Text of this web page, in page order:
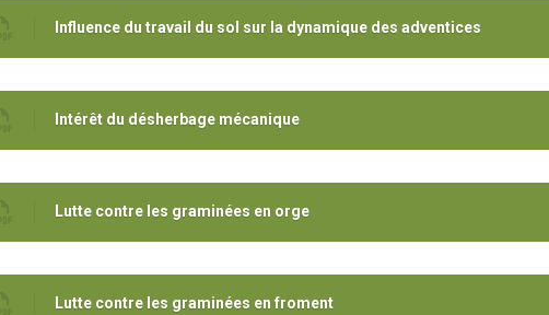
Influence du travail du sol sur la dynamique des adventices
Intérêt du désherbage mécanique
Lutte contre les graminées en orge
Lutte contre les graminées en froment